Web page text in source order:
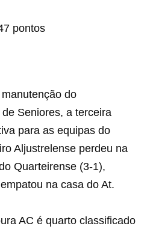
pontos
do
Seniores, a terceira
para as equipas do
Aljustrelense perdeu na
Quarteirense (3-1),
na casa do At.
AC é quarto classificado